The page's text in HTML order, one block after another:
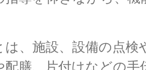
、施設、設備の点